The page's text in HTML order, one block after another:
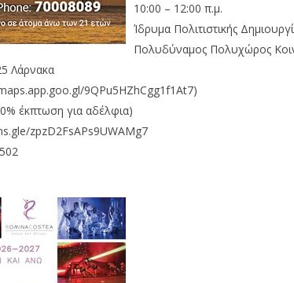
10:00 – 12:00 π.μ.
Ίδρυμα Πολιτιστικής
Πολυδύναμος Πολυχώρος
Λάρνακα
9QPu5HZhCgg1f1At7)
έκπτωση για αδέλφια)
zpzD2FsAPs9UWAMg7